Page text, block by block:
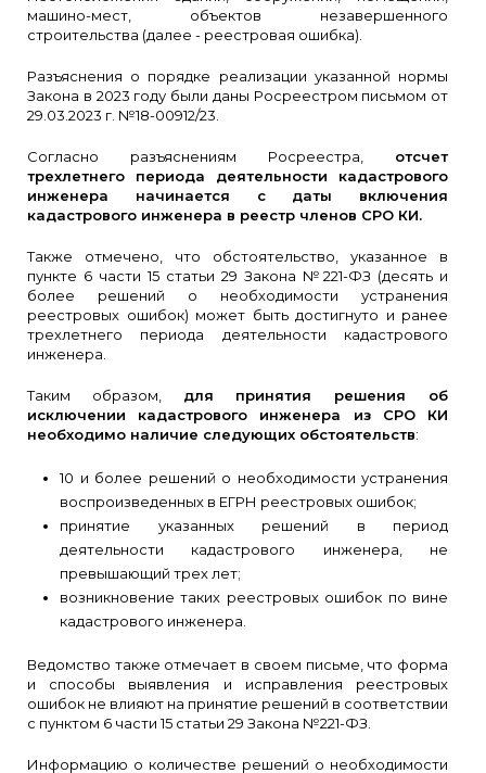
машино-мест, объектов незавершенного
строительства (далее - реестровая ошибка).
Разъяснения о порядке реализации указанной нормы
Закона в 2023 году были даны Росреестром письмом от
29.03.2023 г. №18-00912/23.
Согласно разъяснениям Росреестра, отсчет
трехлетнего периода деятельности кадастрового
инженера начинается с даты включения
кадастрового инженера в реестр членов СРО КИ.
Также отмечено, что обстоятельство, указанное в
пункте 6 части 15 статьи 29 Закона №221-ФЗ (десять и
более решений о необходимости устранения
реестровых ошибок) может быть достигнуто и ранее
трехлетнего периода деятельности кадастрового
инженера.
Таким образом, для принятия решения об
исключении кадастрового инженера из СРО КИ
необходимо наличие следующих обстоятельств:
10 и более решений о необходимости устранения
воспроизведенных в ЕГРН реестровых ошибок;
принятие указанных решений в период
деятельности кадастрового инженера, не
превышающий трех лет;
возникновение таких реестровых ошибок по вине
кадастрового инженера.
Ведомство также отмечает в своем письме, что форма
и способы выявления и исправления реестровых
ошибок не влияют на принятие решений в соответствии
с пунктом 6 части 15 статьи 29 Закона №221-ФЗ.
Информацию о количестве решений о необходимости